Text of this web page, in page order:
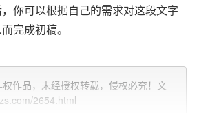
你可以根据自己的需求对这段文字
完成初稿。
以利用 AI 写作助手对文章进行优
chat*、Grammarly 等平台上对文章进
作品，未经授权转载，侵权必究！文
2654.html